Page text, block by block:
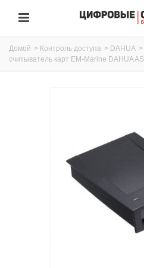
Домой > Контроль доступа > DAHUA >
считыватель карт EM-Marine DAHUA